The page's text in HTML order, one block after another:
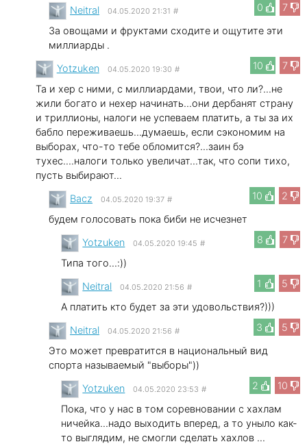
0
7
Neitral 04.05.2020 21:31 #
За овощами и фруктами сходите и ощутите эти
миллиарды .
10
7
Yotzuken 04.05.2020 19:30 #
Та и хер с ними, с миллиардами, твои, что ли?...не
жили богато и нехер начинать...они дербанят страну
и триллионы, налоги не успеваем платить, а ты за их
бабло переживаешь...думаешь, если сэкономим на
выборах, что-то тебе обломится?...заин бэ
тухес....налоги только увеличат...так, что сопи тихо,
пусть выбирают...
10
2
Bacz 04.05.2020 19:37 #
будем голосовать пока биби не исчезнет
8
7
Yotzuken 04.05.2020 19:45 #
Типа того...:))
1
5
Neitral 04.05.2020 21:56 #
А платить кто будет за эти удовольствия?)))
3
5
Neitral 04.05.2020 21:56 #
Это может превратится в национальный вид
спорта называемый "выборы"))
2
10
Yotzuken 04.05.2020 23:53 #
Пока, что у нас в том соревновании с хахлам
ничейка...надо выходить вперед, а то уныло как-
то выглядим, не смогли сделать хахлов ...